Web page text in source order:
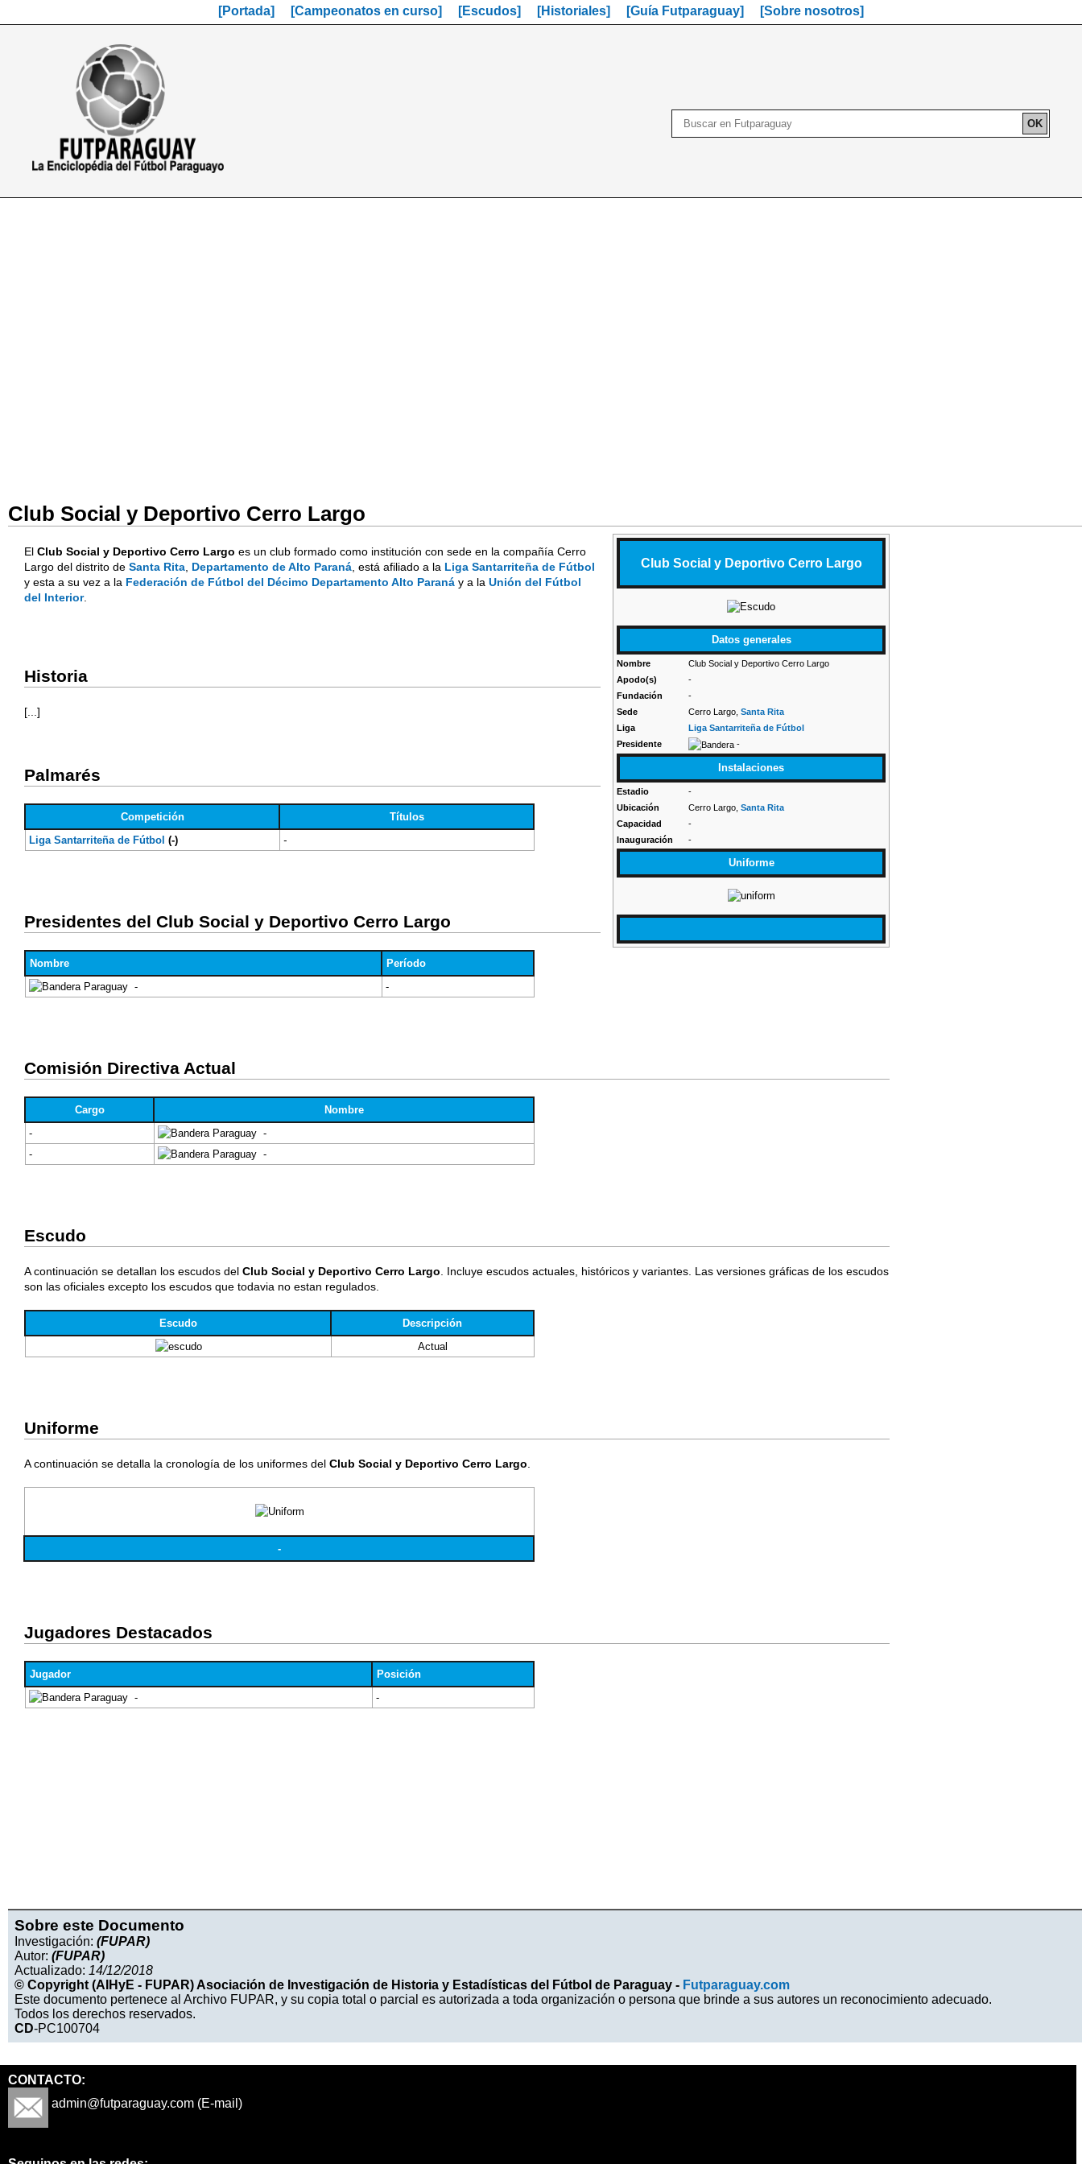
[Portada] [Campeonatos en curso] [Escudos] [Historiales] [Guía Futparaguay] [Sobre nosotros]
Club Social y Deportivo Cerro Largo
Club Social y Deportivo Cerro Largo
Datos generales
Nombre
Club Social y Deportivo Cerro Largo
Apodo(s)
-
Fundación
-
Sede
Cerro Largo,Santa Rita
Liga
Liga Santarriteña de Fútbol
Presidente
-
Instalaciones
Estadio
-
Ubicación
Cerro Largo,Santa Rita
Capacidad
-
Inauguración
-
Uniforme
El Club Social y Deportivo Cerro Largo es un club formado como institución con sede en la compañía Cerro
Largo del distrito de Santa Rita Departamento de Alto Paraná , está afiliado a la Liga Santarriteña de Fútbol
y esta a su vez a la Federación de Fútbol del Décimo Departamento Alto Paraná y a la Unión del Fútbol
del Interior.
Historia
[...]
Palmarés
Competición
Títulos
Liga Santarriteña de Fútbol (-) -
Presidentes del Club Social y Deportivo Cerro Largo
Nombre
Período
-
-
Comisión Directiva Actual
Cargo
Nombre
-
-
-
-
Escudo
A continuación se detallan los escudos del Club Social y Deportivo Cerro Largo . Incluye escudos actuales, históricos y variantes. Las versiones gráficas de los escudos
son las oficiales excepto los escudos que todavia no estan regulados.
Escudo
Descripción
Actual
Uniforme
A continuación se detalla la cronología de los uniformes del Club Social y Deportivo Cerro Largo.
-
Jugadores Destacados
Jugador
Posición
-
-
Sobre este Documento
Investigación: (FUPAR)
Autor: (FUPAR)
Actualizado: 14/12/2018
© Copyright (AIHyE - FUPAR) Asociación de Investigación de Historia y Estadísticas del Fútbol de Paraguay - Futparaguay.com
Este documento pertenece al Archivo FUPAR, y su copia total o parcial es autorizada a toda organización o persona que brinde a sus autores un reconocimiento adecuado.
Todos los derechos reservados.
CD-PC100704
CONTACTO:
admin@futparaguay.com (E-mail)